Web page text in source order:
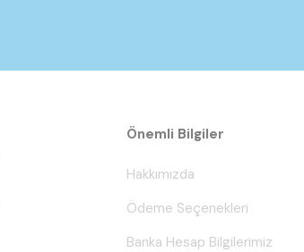
Önemli Bilgiler
Hakkımızda
Ödeme Seçenekleri
Banka Hesap Bilgilerimiz